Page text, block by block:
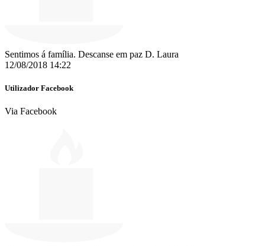
Sentimos á família. Descanse em paz D. Laura
12/08/2018 14:22
Utilizador Facebook
Via Facebook